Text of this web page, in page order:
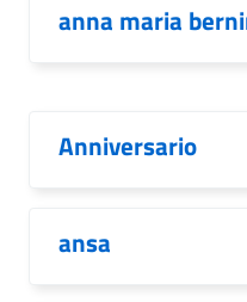
anna maria
Anniversario
ansa